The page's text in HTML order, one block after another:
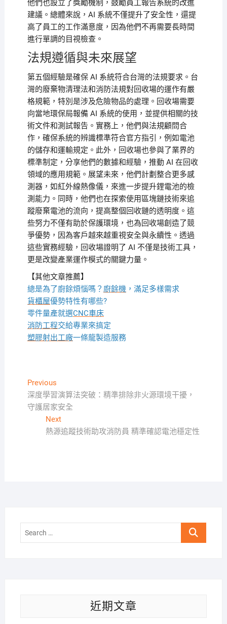
他們也設立了獎勵機制，鼓勵員工報告系統的改進
建議。總體來說，AI 系統不僅提升了安全性，還提
高了員工的工作滿意度，因為他們不再需要長時間
進行單調的目視檢查。
法規遵循與未來展望
第五個經驗是確保 AI 系統符合台灣的法規要求。台
灣的廢棄物清理法和消防法規對回收場的運作有嚴
格規範，特別是涉及危險物品的處理。回收場需要
向當地環保局報備 AI 系統的使用，並提供相關的技
術文件和測試報告。實務上，他們與法規顧問合
作，確保系統的辨識標準符合官方指引，例如電池
的儲存和運輸規定。此外，回收場也參與了業界的
標準制定，分享他們的數據和經驗，推動 AI 在回收
領域的應用規範。展望未來，他們計劃整合更多感
測器，如紅外線熱像儀，來進一步提升鋰電池的檢
測能力。同時，他們也在探索使用區塊鏈技術來追
蹤廢棄電池的流向，提高整個回收鏈的透明度。這
些努力不僅有助於保護環境，也為回收場創造了競
爭優勢，因為客戶越來越重視安全與永續性。透過
這些實務經驗，回收場證明了 AI 不僅是技術工具，
更是改變產業運作模式的關鍵力量。
【其他文章推薦】
總是為了廚餘煩惱嗎？ 廚餘機，滿足多樣需求
貨櫃屋優勢特性有哪些?
零件量產就選CNC車床
消防工程交給專業來搞定
塑膠射出工廠一條龍製造服務
文
章
PreviousPrevious
post:
深度學習演算法突破：精準排除非火源環境干擾，
守護居家安全
NextNext
post:
熱源追蹤技術助攻消防員 精準確認電池穩定性
Search
近期文章